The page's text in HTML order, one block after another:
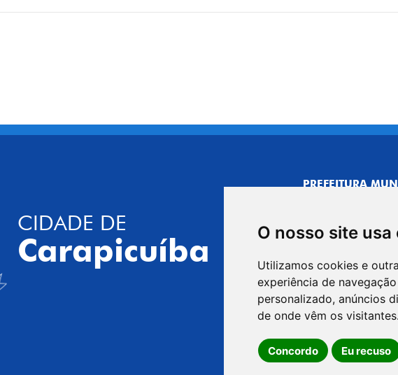
O nosso site
Utilizamos cookies e
experiência de
personalizado, anúncios
de onde vêm os visitantes.
Concordo Eu recuso
CIDADE DE
Carapicuíba
PREFEITURA
CENTRO
R. Joaquim das
Telefone: 4164-
GABINETE DO
R. Joaquim das
CEP: 06310-030,